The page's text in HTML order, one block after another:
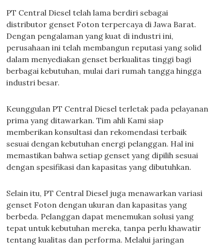
PT Central Diesel telah lama berdiri sebagai
distributor genset Foton terpercaya di Jawa Barat.
Dengan pengalaman yang kuat di industri ini,
perusahaan ini telah membangun reputasi yang solid
dalam menyediakan genset berkualitas tinggi bagi
berbagai kebutuhan, mulai dari rumah tangga hingga
industri besar.
Keunggulan PT Central Diesel terletak pada pelayanan
prima yang ditawarkan. Tim ahli Kami siap
memberikan konsultasi dan rekomendasi terbaik
sesuai dengan kebutuhan energi pelanggan. Hal ini
memastikan bahwa setiap genset yang dipilih sesuai
dengan spesifikasi dan kapasitas yang dibutuhkan.
Selain itu, PT Central Diesel juga menawarkan variasi
genset Foton dengan ukuran dan kapasitas yang
berbeda. Pelanggan dapat menemukan solusi yang
tepat untuk kebutuhan mereka, tanpa perlu khawatir
tentang kualitas dan performa. Melalui jaringan